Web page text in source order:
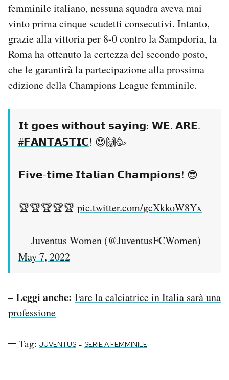
Area Personale
Newsletter
Notifiche mobile
Regala il Post
Hai bisogno di aiuto?
femminile italiano, nessuna squadra aveva mai
vinto prima cinque scudetti consecutivi. Intanto,
grazie alla vittoria per 8-0 contro la Sampdoria, la
Roma ha ottenuto la certezza del secondo posto,
che le garantirà la partecipazione alla prossima
edizione della Champions League femminile.
𝗜𝘁 𝗴𝗼𝗲𝘀 𝘄𝗶𝘁𝗵𝗼𝘂𝘁 𝘀𝗮𝘆𝗶𝗻𝗴: 𝗪𝗘. 𝗔𝗥𝗘.
#𝗙𝗔𝗡𝗧𝗔𝟱𝗧𝗜𝗖! 😍🙌🥳
𝗙𝗶𝘃𝗲-𝘁𝗶𝗺𝗲 𝗜𝘁𝗮𝗹𝗶𝗮𝗻 𝗖𝗵𝗮𝗺𝗽𝗶𝗼𝗻𝘀! 😎
🏆🏆🏆🏆🏆 pic.twitter.com/gcXkkoW8Yx
— Juventus Women (@JuventusFCWomen)
May 7, 2022
– Leggi anche: Fare la calciatrice in Italia sarà una
professione
Tag: JUVENTUS - SERIE A FEMMINILE